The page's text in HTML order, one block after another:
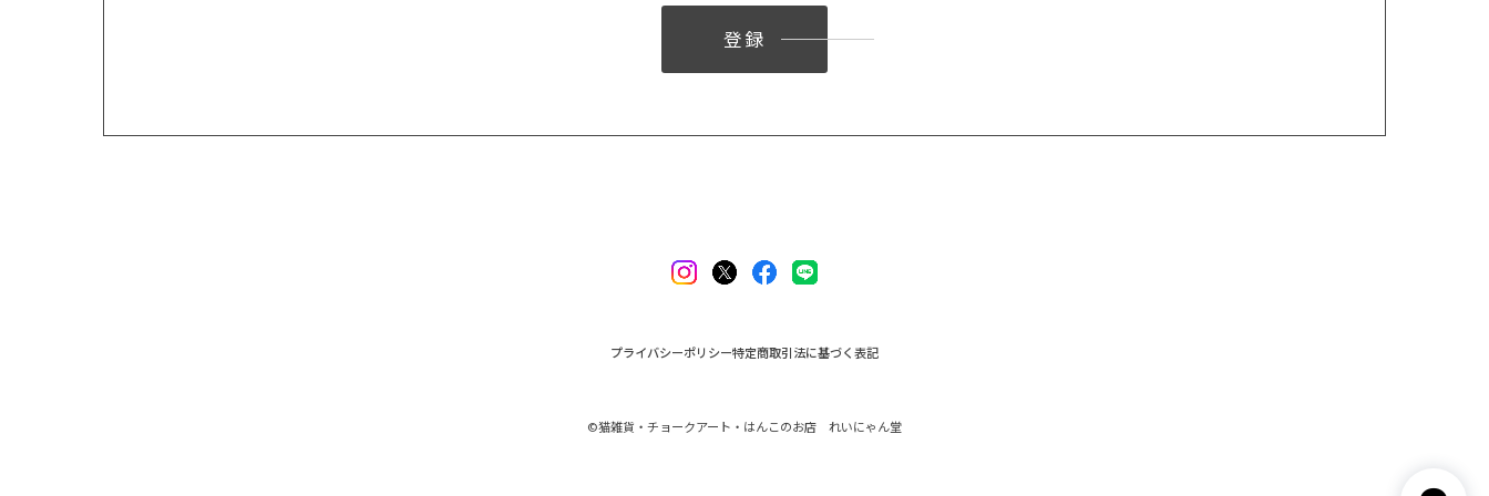
登録
プライバシーポリシー特定商取引法に基づく表記
©︎猫雑貨・チョークアート・はんこのお店 れいにゃん堂